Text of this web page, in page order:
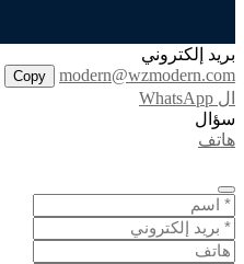
بريد إلكتروني
modern@wzmodern.com
Copy
ال WhatsApp
سؤال
هاتف